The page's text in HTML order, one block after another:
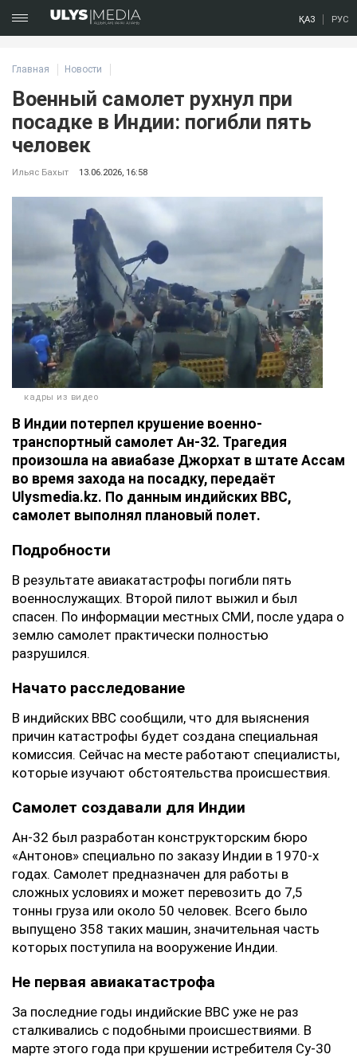
ҚАЗ РУС
Главная Новости
Военный самолет рухнул при
посадке в Индии: погибли пять
человек
Ильяс Бахыт 13.06.2026, 16:58
кадры из видео
В Индии потерпел крушение военно-
транспортный самолет Ан-32. Трагедия
произошла на авиабазе Джорхат в штате Ассам
во время захода на посадку, передаёт
Ulysmedia.kz. По данным индийских ВВС,
самолет выполнял плановый полет.
Подробности
В результате авиакатастрофы погибли пять
военнослужащих. Второй пилот выжил и был
спасен. По информации местных СМИ, после удара о
землю самолет практически полностью
разрушился.
Начато расследование
В индийских ВВС сообщили, что для выяснения
причин катастрофы будет создана специальная
комиссия. Сейчас на месте работают специалисты,
которые изучают обстоятельства происшествия.
Самолет создавали для Индии
Ан-32 был разработан конструкторским бюро
«Антонов» специально по заказу Индии в 1970-х
годах. Самолет предназначен для работы в
сложных условиях и может перевозить до 7,5
тонны груза или около 50 человек. Всего было
выпущено 358 таких машин, значительная часть
которых поступила на вооружение Индии.
Не первая авиакатастрофа
За последние годы индийские ВВС уже не раз
сталкивались с подобными происшествиями. В
марте этого года при крушении истребителя Су-30